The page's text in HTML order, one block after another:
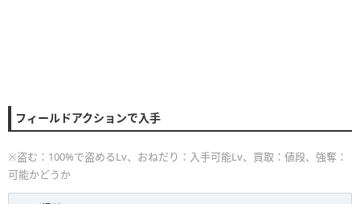
フィールドアクションで入手
※盗む：100%で盗めるLv、おねだり：入手可能Lv、買取：値段、強奪：
可能かどうか